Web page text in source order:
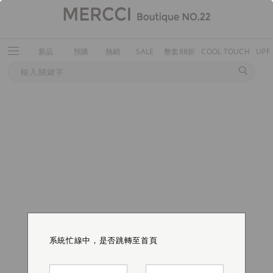
新品 預購 熱銷 SALE 整套88折 COOL TOUCH
系統忙線中，是否跳轉至首頁
系統忙線中，是否跳轉至首頁
系統忙線中，是否跳轉至首頁
系統忙線中，是否跳轉至首頁
系統忙線中，是否跳轉至首頁